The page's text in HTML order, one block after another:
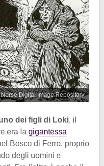
Digital Image Repository
dei figli di Loki, il
era la gigantessa
Bosco di Ferro, proprio
degli uomini e